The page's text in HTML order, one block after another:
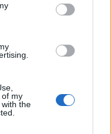
of my
the
853 kommentarer
TYPE R
(2004)
18 kommentarer
21 juni 10